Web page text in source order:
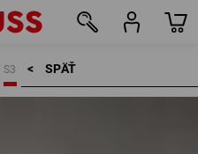
SPÄŤ    >
S3